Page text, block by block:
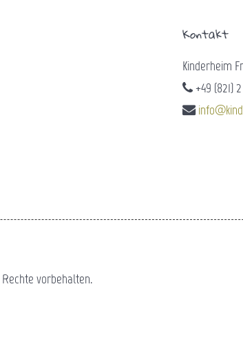
Kontakt
Kinderheim
+49 (821)
vorbehalten.